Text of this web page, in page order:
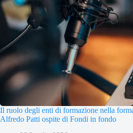
Il ruolo degli enti di formazione nella
Alfredo Patti ospite di Fondi in fondo